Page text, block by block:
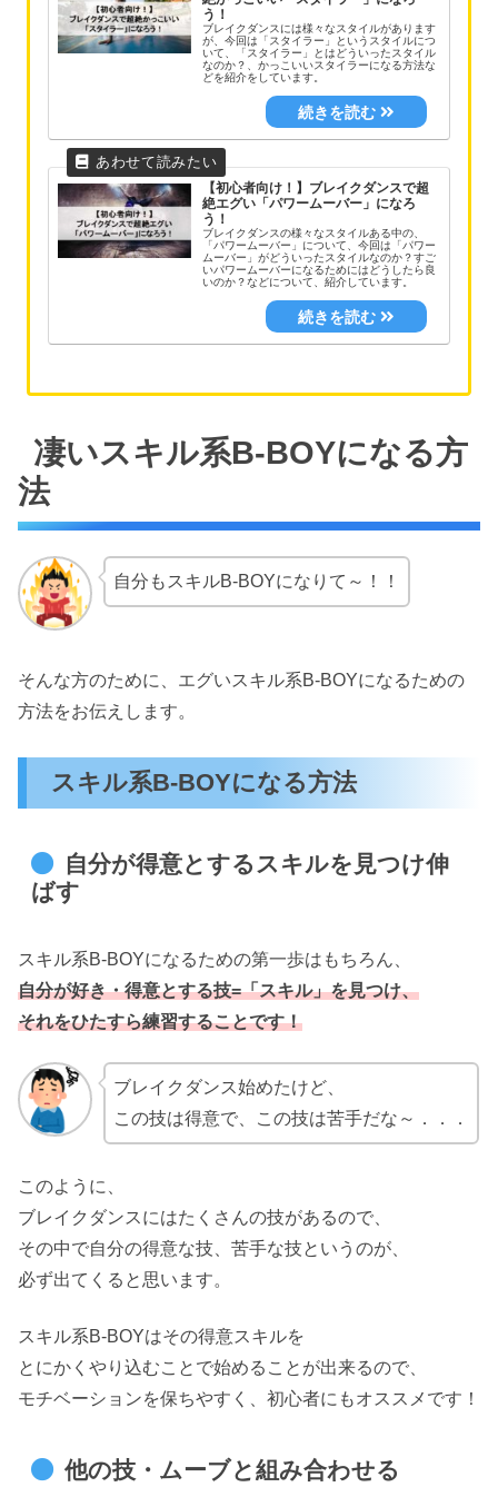
う！
ブレイクダンスには様々なスタイルがあります
が、今回は「スタイラー」というスタイルにつ
いて、「スタイラー」とはどういったスタイル
なのか？、かっこいいスタイラーになる方法な
どを紹介をしています。
【初心者向け！】ブレイクダンスで超
絶エグい「パワームーバー」になろ
う！
ブレイクダンスの様々なスタイルある中の、
「パワームーバー」について、今回は「パワー
ムーバー」がどういったスタイルなのか？すご
いパワームーバーになるためにはどうしたら良
いのか？などについて、紹介しています。
凄いスキル系B-BOYになる方
法
自分もスキルB-BOYになりて～！！
そんな方のために、エグいスキル系B-BOYになるための
方法をお伝えします。
スキル系B-BOYになる方法
自分が得意とするスキルを見つけ伸
ばす
スキル系B-BOYになるための第一歩はもちろん、
自分が好き・得意とする技=「スキル」を見つけ、
それをひたすら練習することです！
ブレイクダンス始めたけど、
この技は得意で、この技は苦手だな～．．．
このように、
ブレイクダンスにはたくさんの技があるので、
その中で自分の得意な技、苦手な技というのが、
必ず出てくると思います。
スキル系B-BOYはその得意スキルを
とにかくやり込むことで始めることが出来るので、
モチベーションを保ちやすく、初心者にもオススメです！
他の技・ムーブと組み合わせる